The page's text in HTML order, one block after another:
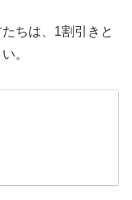
ちは、1割引きと
。